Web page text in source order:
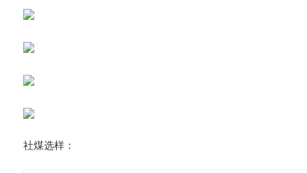
社煤选样：